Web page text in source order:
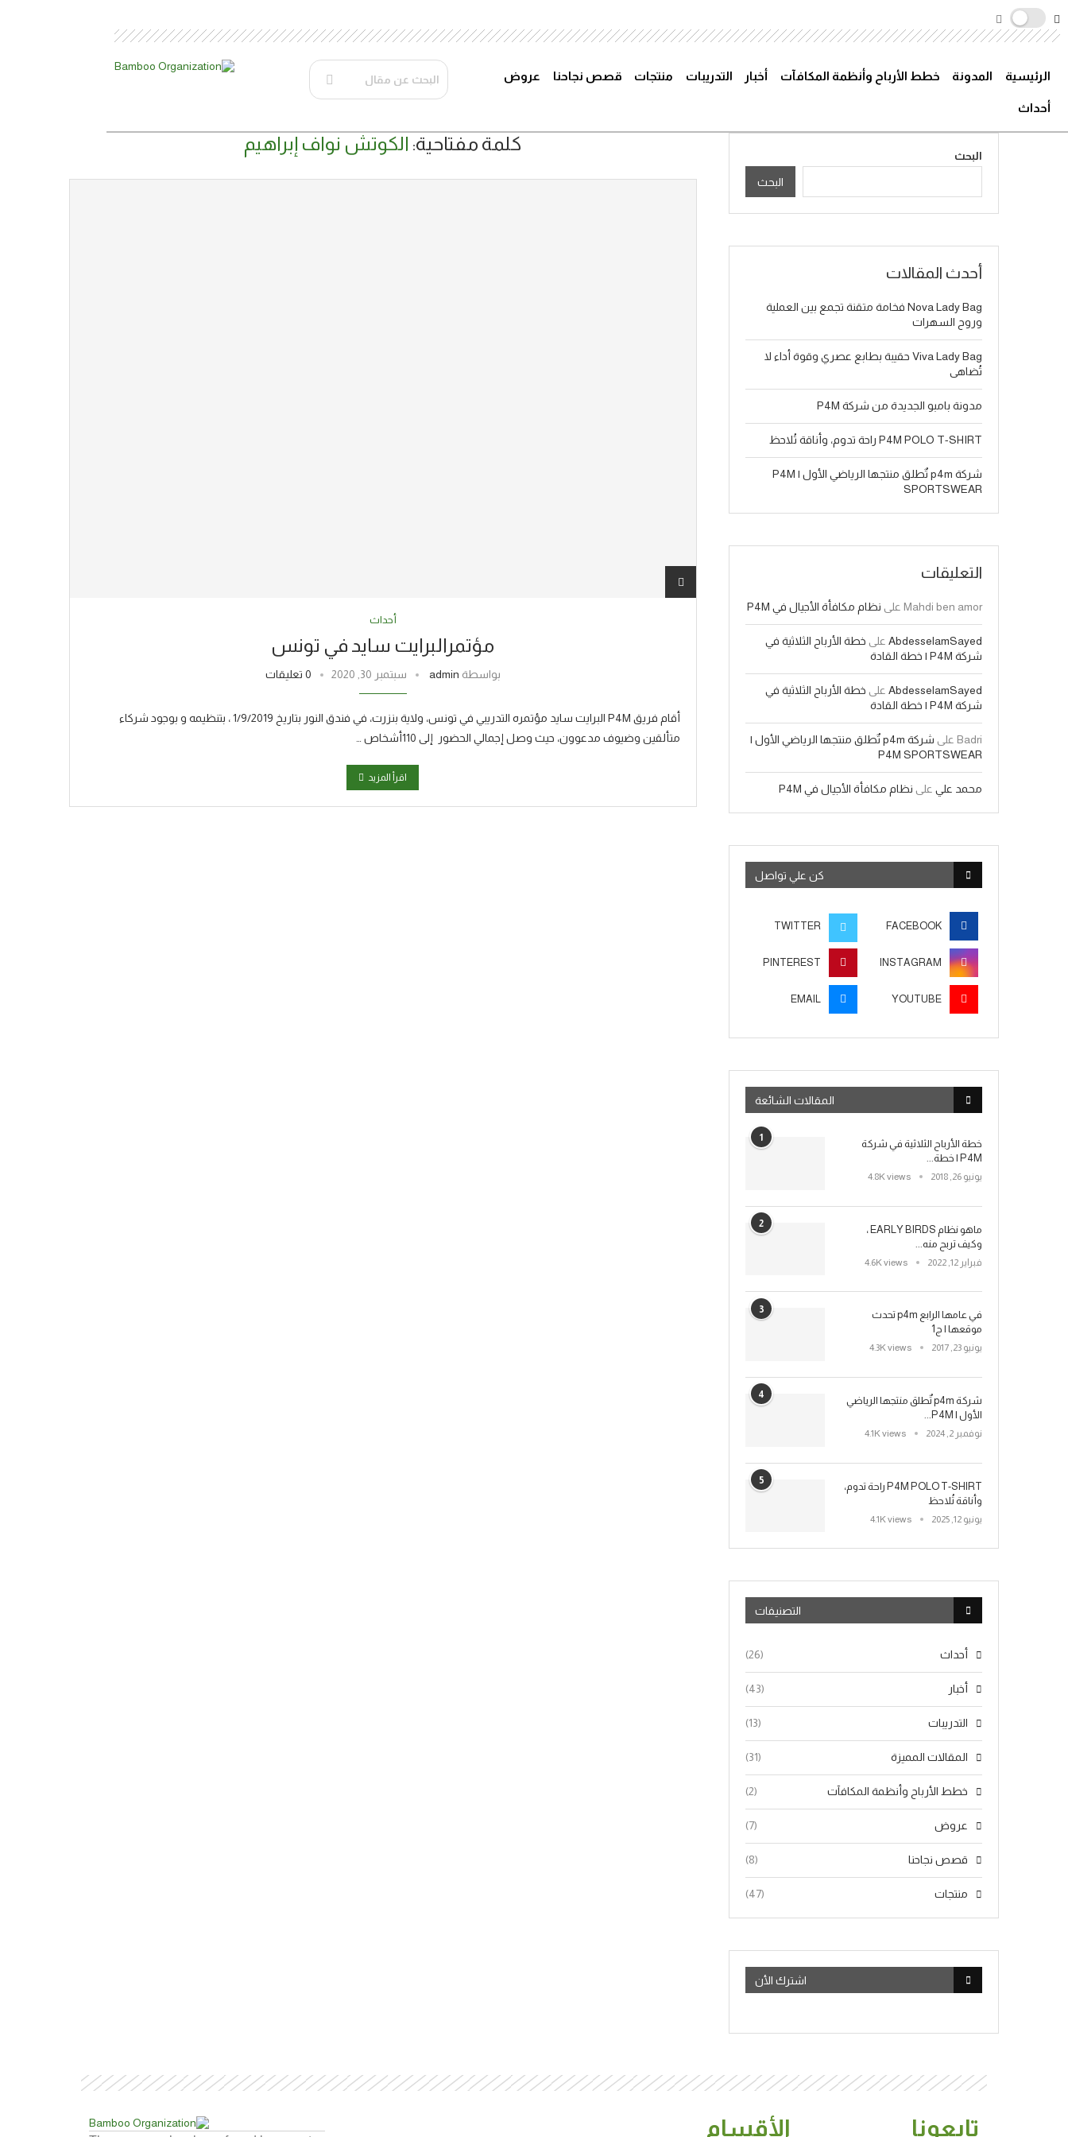
الرئيسية المدونة خطط الأرباح وأنظمة المكافآت أخبار التدريبات منتجات قصص نجاحنا عروض
أحداث
كلمة مفتاحية: الكوتش نواف إبراهيم
أحداث
مؤتمرالبرايت سايد في تونس
بواسطة admin سبتمبر 30, 2020 0 تعليقات
أقام فريق P4M البرايت سايد مؤتمره التدريبي في تونس، ولاية بنزرت، في فندق النور بتاريخ 1/9/2019 ، بتنظيمه و بوجود شركاء
متألقين وضيوف مدعوون، حيث وصل إجمالي الحضور إلى 110أشخاص …
اقرأ المزيد
البحث
البحث
أحدث المقالات
Nova Lady Bag فخامة متقنة تجمع بين العملية
وروح السهرات
Viva Lady Bag حقيبة بطابع عصري وقوة أداء لا
تُضاهى
مدونة بامبو الجديدة من شركة P4M
P4M POLO T-SHIRT راحة تدوم، وأناقة تُلاحظ
شركة p4m تٌطلق منتجها الرياضي الأول | P4M
SPORTSWEAR
التعليقات
Mahdi ben amor على نظام مكافأة الأجيال في P4M
AbdesselamSayed على خطة الأرباح الثلاثية في
شركة P4M | خطة القادة
AbdesselamSayed على خطة الأرباح الثلاثية في
شركة P4M | خطة القادة
Badri على
شركة p4m تٌطلق منتجها الرياضي الأول |
P4M SPORTSWEAR
محمد علي على نظام مكافأة الأجيال في P4M
كن علي تواصل
FACEBOOK
TWITTER
INSTAGRAM
PINTEREST
YOUTUBE
EMAIL
المقالات الشائعة
1
خطة الأرباح الثلاثية في شركة
P4M | خطة...
يونيو 26, 2018 4.8K views
2
ماهو نظام EARLY BIRDS ،
وكيف تربح منه...
فبراير 12, 2022 4.6K views
3
في عامها الرابع p4m تحدث
موقعها | ج1
يونيو 23, 2017 4.3K views
4
شركة p4m تٌطلق منتجها الرياضي
الأول | P4M...
نوفمبر 2, 2024 4.1K views
5
P4M POLO T-SHIRT راحة تدوم،
وأناقة تُلاحظ
يونيو 12, 2025 4.1K views
التصنيفات
أحداث (26)
أخبار (43)
التدريبات (13)
المقالات المميزة (31)
خطط الأرباح وأنظمة المكافآت (2)
عروض (7)
قصص نجاحنا (8)
منتجات (47)
اشترك الأن
تابعونا الأقسام